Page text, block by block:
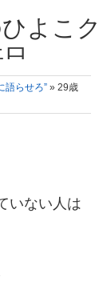
よこク
大きくなったひよ
マの平凡日記 日々
語らせろ” » 29歳
いない人は